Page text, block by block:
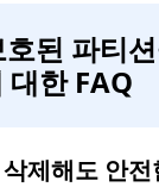
된 파티
대한 FAQ
제해도 안전